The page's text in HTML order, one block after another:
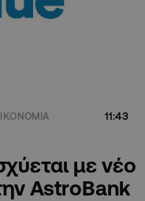
11:43
με νέο
AstroBank